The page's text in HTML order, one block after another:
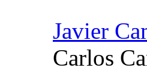
Javier
Carlos